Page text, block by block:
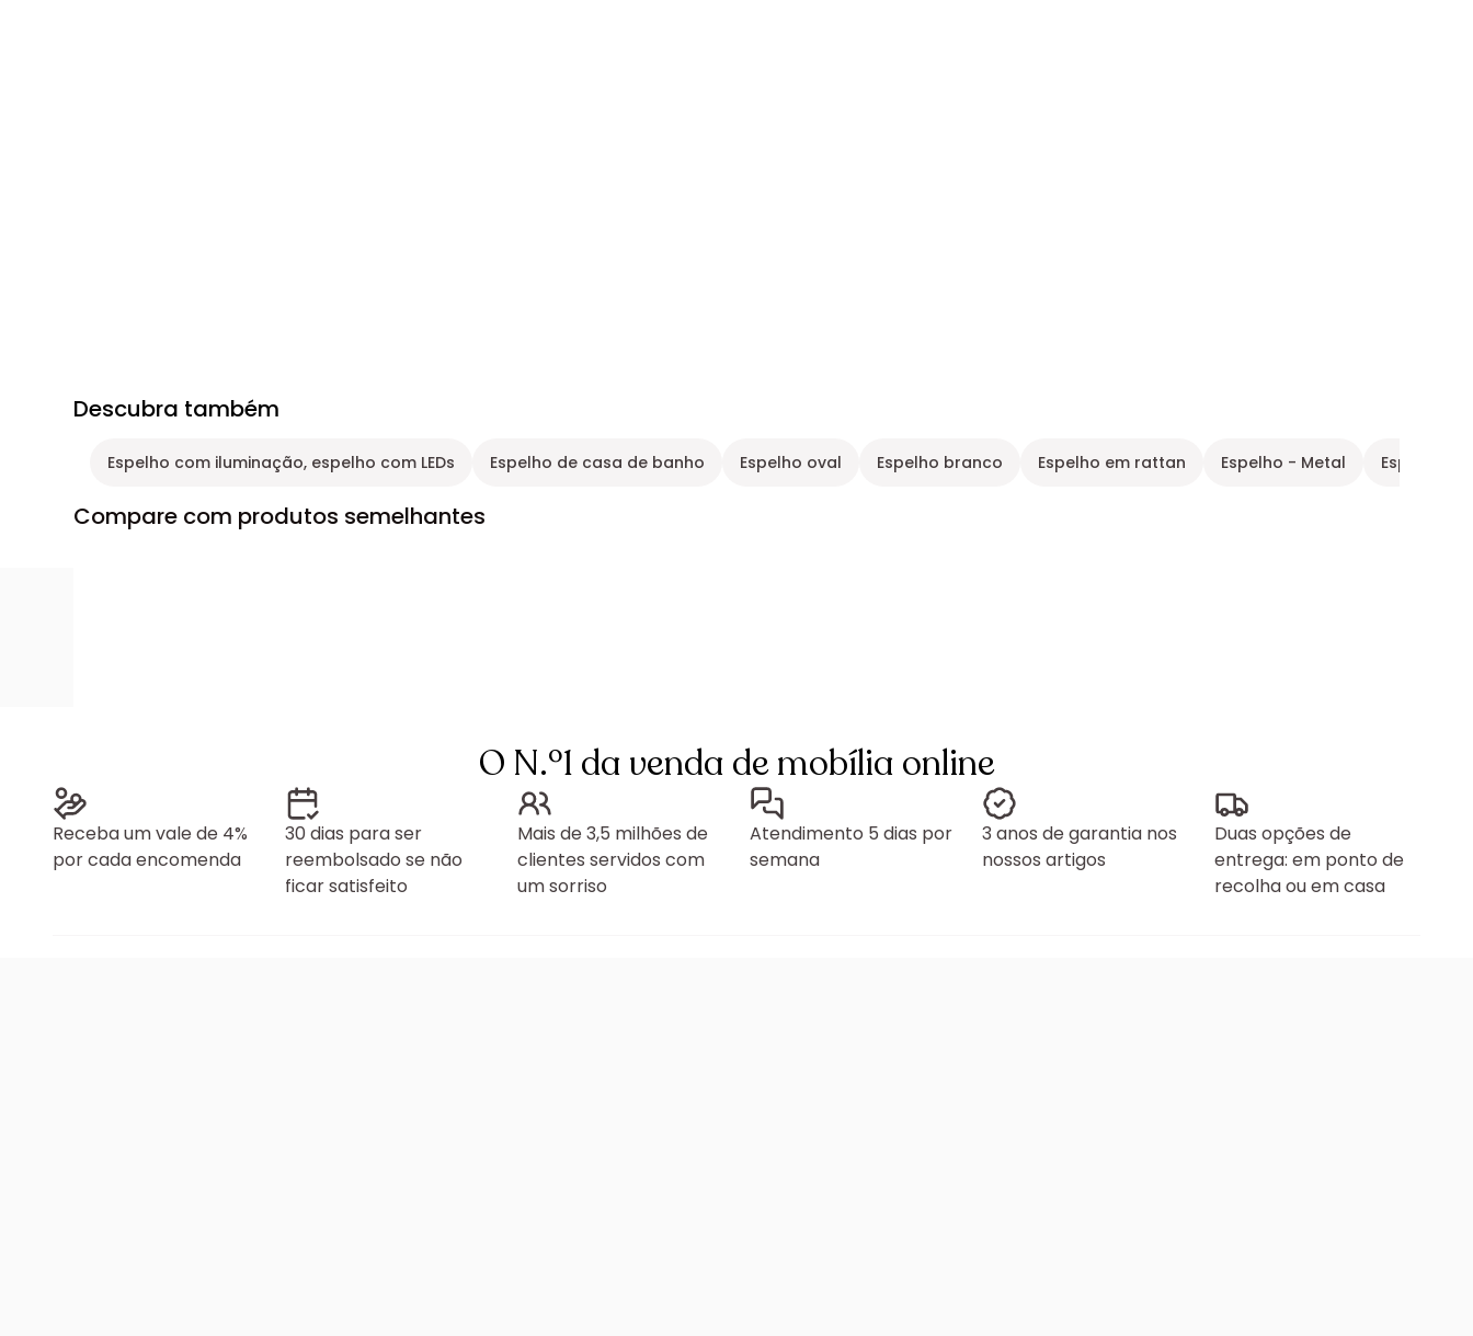
Descubra também
Espelho com iluminação, espelho com LEDs Espelho de casa de banho Espelho oval Espelho branco Espelho em rattan Espelho - Metal Espelho
Compare com produtos semelhantes
O N.º1 da venda de mobília online
Receba um vale de 4%
por cada encomenda
30 dias para ser
reembolsado se não
ficar satisfeito
Mais de 3,5 milhões de
clientes servidos com
um sorriso
Atendimento 5 dias por
semana
3 anos de garantia nos
nossos artigos
Duas opções de
entrega: em ponto de
recolha ou em casa